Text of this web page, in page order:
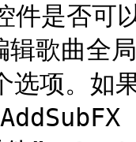
件是否可
辑歌曲
项。如